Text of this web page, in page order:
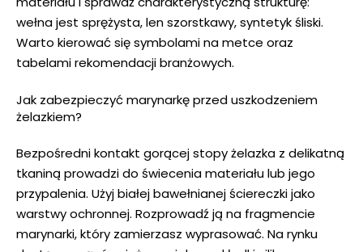
wełna jest sprężysta, len szorstkawy, syntetyk śliski.
Warto kierować się symbolami na metce oraz
tabelami rekomendacji branżowych.
Jak zabezpieczyć marynarkę przed uszkodzeniem
żelazkiem?
Bezpośredni kontakt gorącej stopy żelazka z delikatną
tkaniną prowadzi do świecenia materiału lub jego
przypalenia. Użyj białej bawełnianej ściereczki jako
warstwy ochronnej. Rozprowadź ją na fragmencie
marynarki, który zamierzasz wyprasować. Na rynku